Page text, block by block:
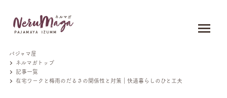
パジャマ屋
ネルマガトップ
記事一覧
在宅ワークと梅雨のだるさの関係性と対策｜快適暮らしのひと工夫